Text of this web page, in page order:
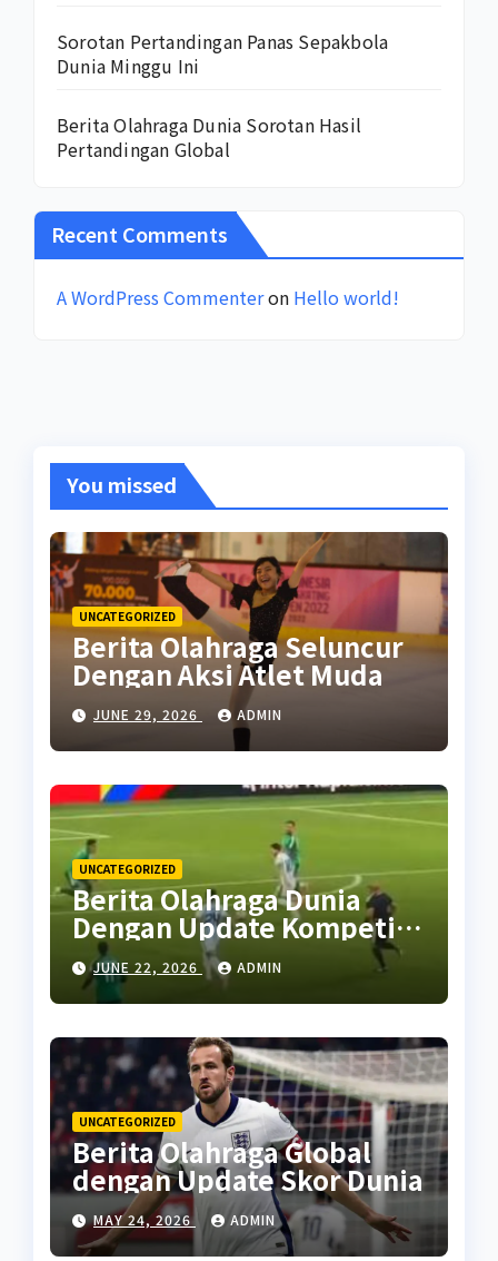
Sorotan Pertandingan Panas Sepakbola
Dunia Minggu Ini
Berita Olahraga Dunia Sorotan Hasil
Pertandingan Global
Recent Comments
A WordPress Commenteron Hello world!
You missed
UNCATEGORIZED
Berita Olahraga Seluncur
Dengan Aksi Atlet Muda
JUNE 29, 2026 ADMIN
UNCATEGORIZED
Berita Olahraga Dunia
Dengan Update Kompetisi
Terbaru
JUNE 22, 2026 ADMIN
UNCATEGORIZED
Berita Olahraga Global
dengan Update Skor Dunia
MAY 24, 2026 ADMIN